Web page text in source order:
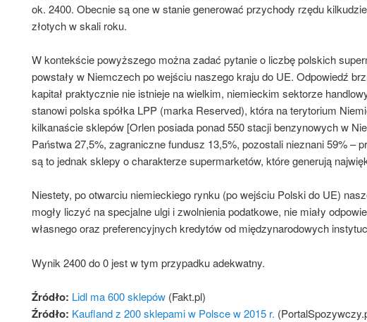
ok. 2400. Obecnie są one w stanie generować przychody rzędu
złotych w skali roku.
W kontekście powyższego można zadać pytanie o liczbę polskich
powstały w Niemczech po wejściu naszego kraju do UE. Odpowiedź
kapitał praktycznie nie ist­nieje na wielkim, niemieckim sektorze
stanowi polska spółka LPP (marka Rese­rved), która na terytorium
kilkanaście sklepów [Orlen posiada ponad 550 stacji benzynowych w
Państwa 27,5%, zagraniczne fundusz 13,5%, pozostali nieznani 59% –
są to jednak sklepy o charakterze supermarketów, które generują
Niestety, po otwarciu niemieckiego rynku (po wejściu Polski do UE)
mogły liczyć na specjalne ulgi i zwolnienia podatkowe, nie miały
własnego oraz preferencyjnych kredytów od międzynarodowych
Wynik 2400 do 0 jest w tym przypadku adekwatny.
Źródło: Lidl ma 600 sklepów(Fakt.pl)
Źródło: Kaufland z 200 sklepami w Polsce w 2015 r.